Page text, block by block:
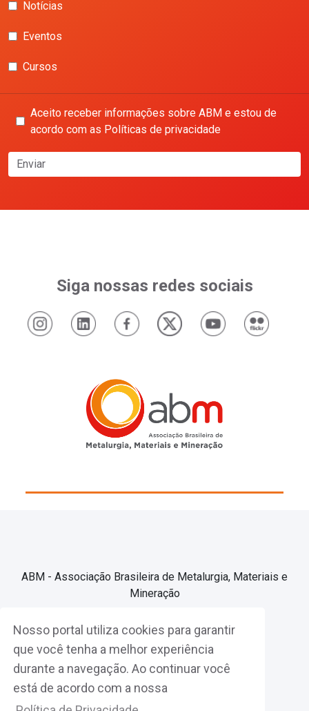
Nosso portal utiliza cookies para garantir
que você tenha a melhor experiência
durante a navegação. Ao continuar você
está de acordo com a nossa
Notícias
Eventos
Cursos
Aceito receber informações sobre ABM e estou de
acordo com as Políticas de privacidade
Enviar
Siga nossas redes sociais
ABM - Associação Brasileira de Metalurgia, Materiais e
Mineração
Associe-se
Fazer Login